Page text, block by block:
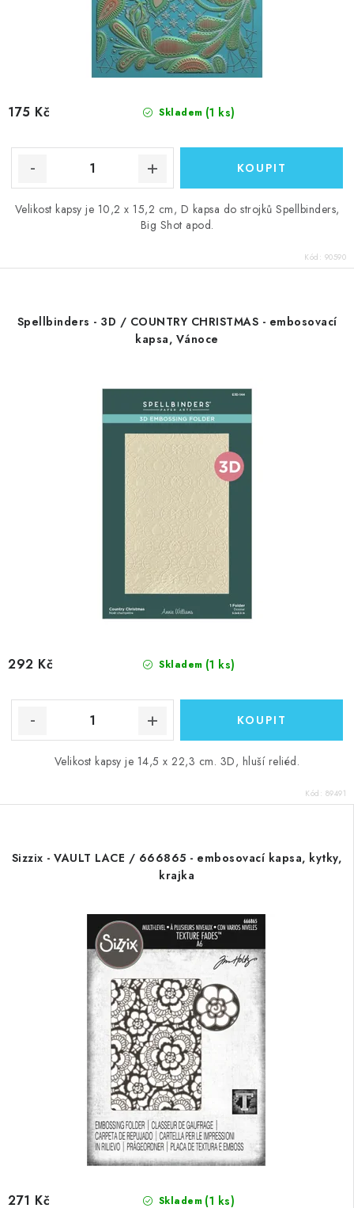
Skladem (1 ks)
175 Kč
Velikost kapsy je 10,2 x 15,2 cm, D kapsa do strojků Spellbinders,
Big Shot apod.
Kód: 90590
Spellbinders - 3D / COUNTRY CHRISTMAS - embosovací
kapsa, Vánoce
Skladem (1 ks)
292 Kč
Velikost kapsy je 14,5 x 22,3 cm. 3D, hluší reliéd.
Kód: 89491
Sizzix - VAULT LACE / 666865 - embosovací kapsa, kytky,
krajka
Skladem (1 ks)
271 Kč